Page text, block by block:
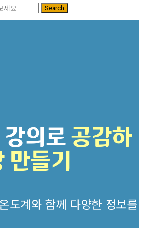
Search
의로 공감하
만들기
도계와 함께 다양한 정보를